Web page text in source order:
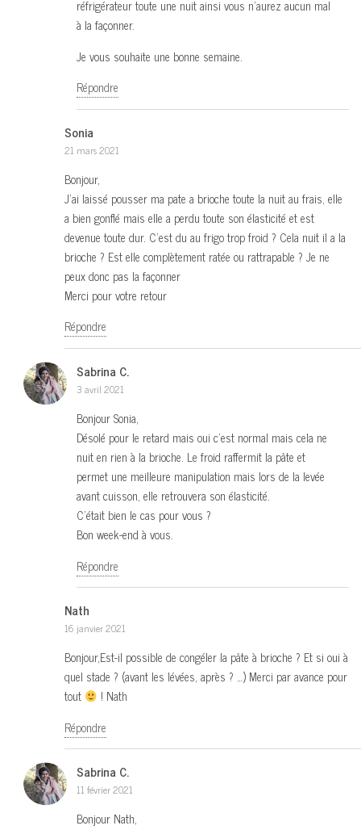
réfrigérateur toute une nuit ainsi vous n’aurez aucun mal
à la façonner.
Je vous souhaite une bonne semaine.
Répondre
Sonia
21 mars 2021
Bonjour,
J’ai laissé pousser ma pate a brioche toute la nuit au frais, elle
a bien gonflé mais elle a perdu toute son élasticité et est
devenue toute dur. C’est du au frigo trop froid ? Cela nuit il a la
brioche ? Est elle complètement ratée ou rattrapable ? Je ne
peux donc pas la façonner
Merci pour votre retour
Répondre
Sabrina C.
3 avril 2021
Bonjour Sonia,
Désolé pour le retard mais oui c’est normal mais cela ne
nuit en rien à la brioche. Le froid raffermit la pâte et
permet une meilleure manipulation mais lors de la levée
avant cuisson, elle retrouvera son élasticité.
C’était bien le cas pour vous ?
Bon week-end à vous.
Répondre
Nath
16 janvier 2021
Bonjour,Est-il possible de congéler la pâte à brioche ? Et si oui à
quel stade ? (avant les lévées, après ? …) Merci par avance pour
tout
! Nath
Répondre
Sabrina C.
11 février 2021
Bonjour Nath,